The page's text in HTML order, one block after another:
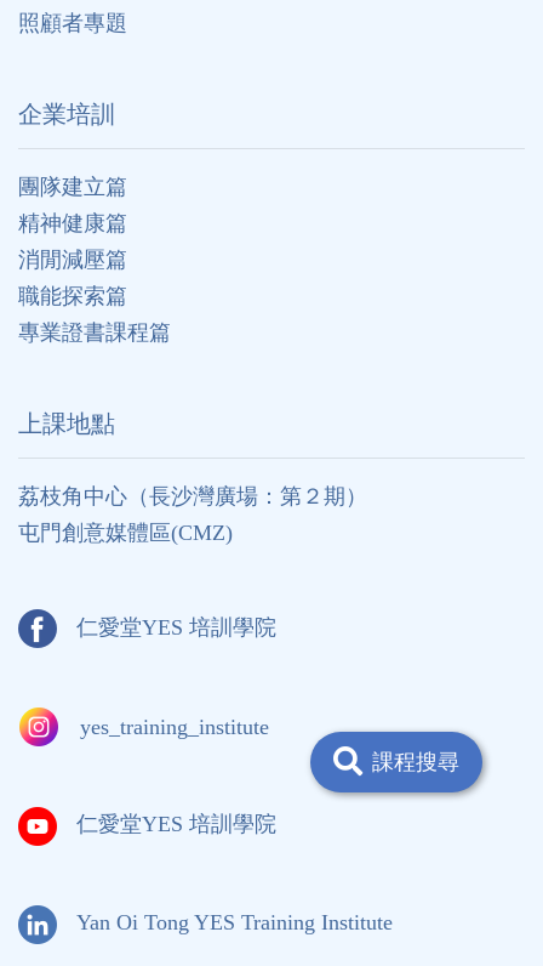
課程搜尋
照顧者專題
企業培訓
團隊建立篇
精神健康篇
消閒減壓篇
職能探索篇
專業證書課程篇
上課地點
荔枝角中心（長沙灣廣場：第２期）
屯門創意媒體區(CMZ)
仁愛堂YES 培訓學院
yes_training_institute
仁愛堂YES 培訓學院
Yan Oi Tong YES Training Institute